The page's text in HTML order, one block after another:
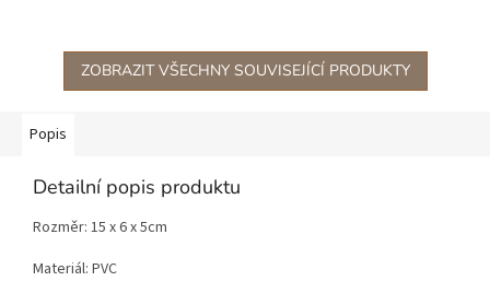
nabídce máme...
ZOBRAZIT VŠECHNY SOUVISEJÍCÍ PRODUKTY
Popis
Detailní popis produktu
Rozměr: 15 x 6 x 5cm
Materiál: PVC